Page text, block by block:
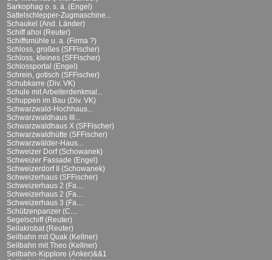
Sarkophag o. s. ä. (Engel)
Sattelschlepper-Zugmaschine...
Schaukel (And. Länder)
Schiff ahoi (Reuter)
Schiffsmühle u. a. (Firma ?)
Schloss, großes (SFFischer)
Schloss, kleines (SFFischer)
Schlossportal (Engel)
Schrein, gotisch (SFFischer)
Schubkarre (Div. VK)
Schule mit Arbeiterdenkmal...
Schuppen im Bau (Div. VK)
Schwarzwald-Hochhaus...
Schwarzwaldhaus III...
Schwarzwaldhaus X (SFFischer)
Schwarzwaldhütte (SFFischer)
Schwarzwälder-Haus...
Schweizer Dorf (Schowanek)
Schweizer Fassade (Engel)
Schweizerdorf II (Schowanek)
Schweizerhaus (SFFischer)
Schweizerhaus 2 (Fa....
Schweizerhaus 2 (Fa....
Schweizerhaus 3 (Fa....
Schützenpanzer (C....
Segelschiff (Reuter)
Seilakrobat (Reuter)
Seilbahn mit Quak (Kellner)
Seilbahn mit Theo (Kellner)
Seilbahn-Kipplore (Anker)&&1